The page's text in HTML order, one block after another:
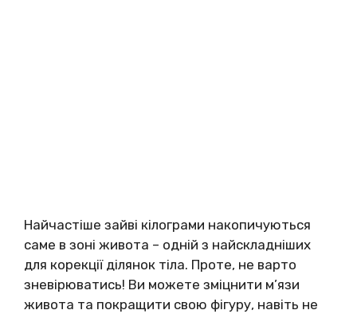
Найчастіше зайві кілограми накопичуються
саме в зоні живота – одній з найскладніших
для корекції ділянок тіла. Проте, не варто
зневірюватись! Ви можете зміцнити м’язи
живота та покращити свою фігуру, навіть не